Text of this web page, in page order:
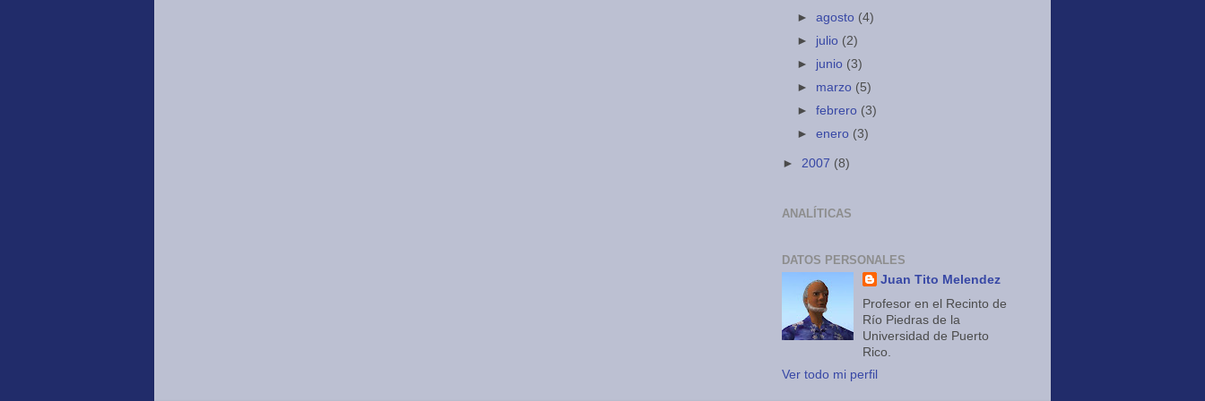
►agosto (4)
► julio (2)
► junio (3)
► marzo (5)
►febrero (3)
►enero (3)
► 2007 (8)
ANALÍTICAS
DATOS PERSONALES
Juan Tito Melendez
Profesor en el Recinto de
Río Piedras de la
Universidad de Puerto
Rico.
Ver todo mi perfil